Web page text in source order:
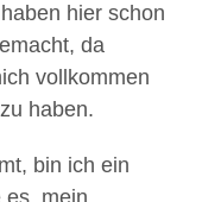
hier schon
da
vollkommen
haben.
bin ich ein
es, mein